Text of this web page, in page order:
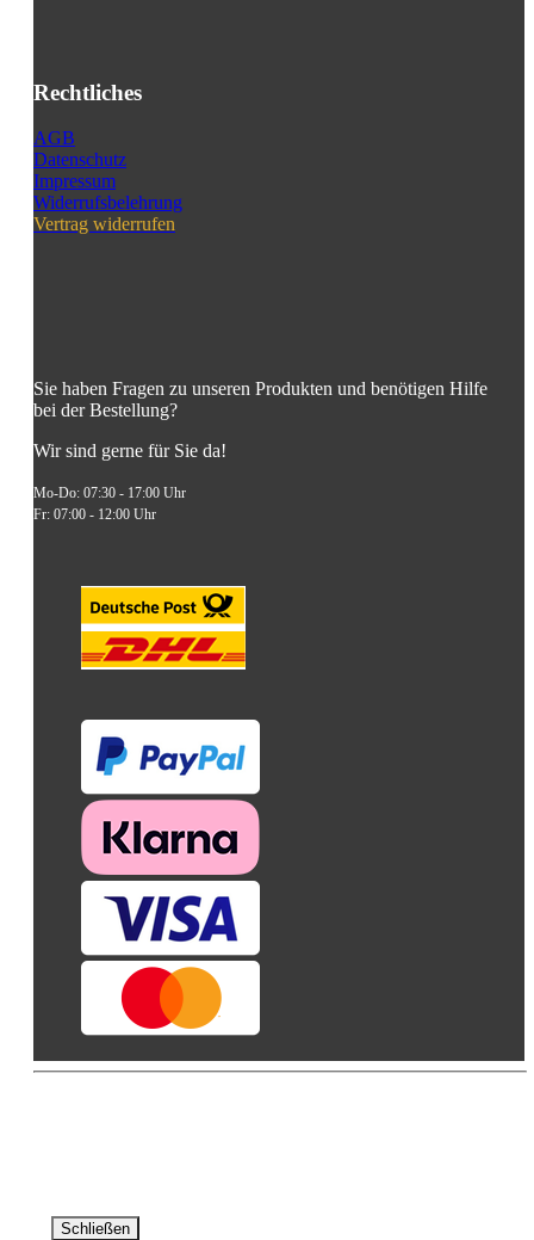
Rechtliches
AGB
Datenschutz
Impressum
Widerrufsbelehrung
Vertrag widerrufen
Sie haben Fragen zu unseren Produkten und benötigen Hilfe
bei der Bestellung?
Wir sind gerne für Sie da!
Mo-Do: 07:30 - 17:00 Uhr
Fr: 07:00 - 12:00 Uhr
Schließen